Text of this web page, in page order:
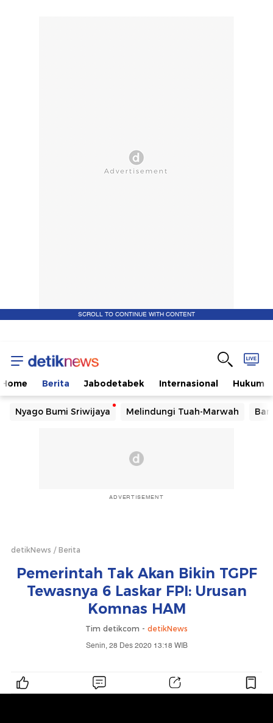
SCROLL TO CONTINUE WITH CONTENT
Home Berita Jabodetabek Internasional Hukum
Nyago Bumi Sriwijaya Melindungi Tuah-Marwah
ADVERTISEMENT
detikNews Berita
Pemerintah Tak Akan Bikin TGPF
Tewasnya 6 Laskar FPI: Urusan
Komnas HAM
Tim detikcom - detikNews
Senin, 28 Des 2020 13:18 WIB